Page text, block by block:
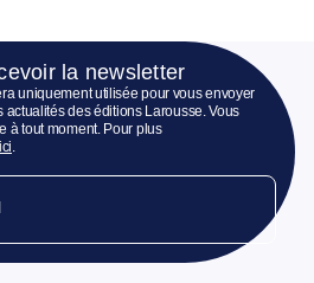
la newsletter
uniquement utilisée pour vous envoyer
actualités des éditions Larousse. Vous
à tout moment. Pour plus
.